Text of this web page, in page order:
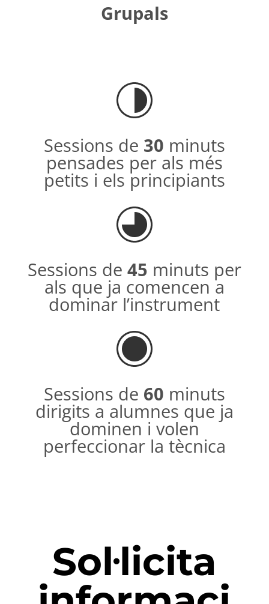
Grupals
Sessions de 30 minuts
pensades per als més
petits i els principiants
Sessions de 45 minuts per
als que ja comencen a
dominar l’instrument
Sessions de 60 minuts
dirigits a alumnes que ja
dominen i volen
perfeccionar la tècnica
Sol·licita